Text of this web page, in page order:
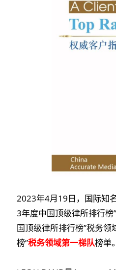
2023年4月19日，国际知
3年度中国顶级律所排行
国顶级律所排行榜”税务
榜”税务领域第一梯队榜单